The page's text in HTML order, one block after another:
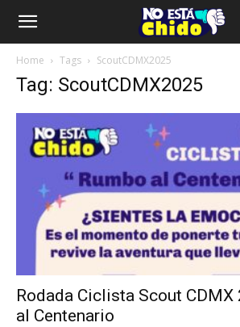
Home Tags ScoutCDMX2025
Tag: ScoutCDMX2025
Rodada Ciclista Scout CDMX
al Centenario